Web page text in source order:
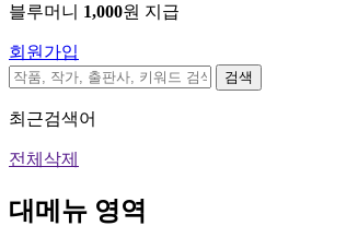
블루머니 1,000원 지급
회원가입
검색
최근검색어
전체삭제
대메뉴 영역